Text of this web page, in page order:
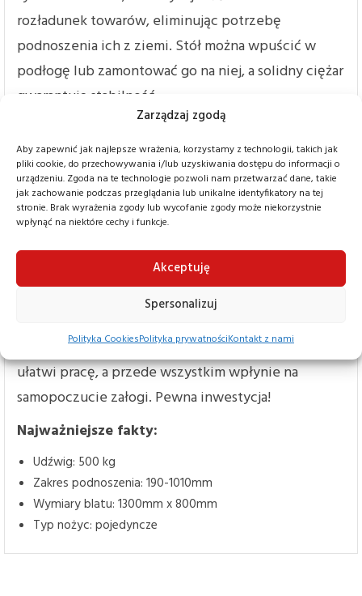
Zarządzaj zgodą
Aby zapewnić jak najlepsze wrażenia, korzystamy z technologii, takich jak
pliki cookie, do przechowywania i/lub uzyskiwania dostępu do informacji o
urządzeniu. Zgoda na te technologie pozwoli nam przetwarzać dane, takie
jak zachowanie podczas przeglądania lub unikalne identyfikatory na tej
stronie. Brak wyrażenia zgody lub wycofanie zgody może niekorzystnie
wpłynąć na niektóre cechy i funkcje.
Akceptuję
Spersonalizuj
Polityka CookiesPolityka prywatnościKontakt z nami
rozładunek towarów, eliminując potrzebę
podnoszenia ich z ziemi. Stół można wpuścić w
podłogę lub zamontować go na niej, a solidny ciężar
gwarantuje stabilność.
Unoszone w kilka sekund dzięki wydajnym
hydraulicznym siłownikom i elektrycznemu
sterowaniu. Spawane profile kątowe i wytrzymałe
nożyce to gwarancja bezpieczeństwa i wielu lat
solidnej pracy, szczególnie że całość została
zaprojektowana pod kątem łatwego serwisu (w
komplecie podpory inspekcyjne). Lakierowany
boi się otarć i obić. To inwestycja na lata, która
ułatwi pracę, a przede wszystkim wpłynie na
samopoczucie załogi. Pewna inwestycja!
Najważniejsze fakty:
Udźwig: 500 kg
Zakres podnoszenia: 190-1010mm
Wymiary blatu: 1300mm x 800mm
Typ nożyc: pojedyncze